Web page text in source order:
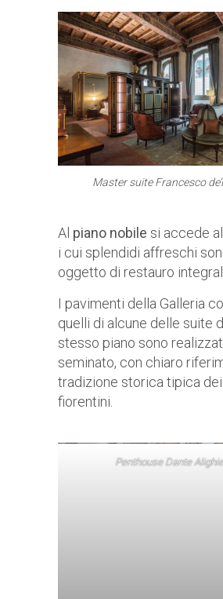
Master suite Francesco
Al piano nobile si accede
i cui splendidi affreschi
oggetto di restauro
I pavimenti della Galleria
quelli di alcune delle suite
stesso piano sono
seminato, con chiaro
tradizione storica tipica
fiorentini.
Penthouse Dante